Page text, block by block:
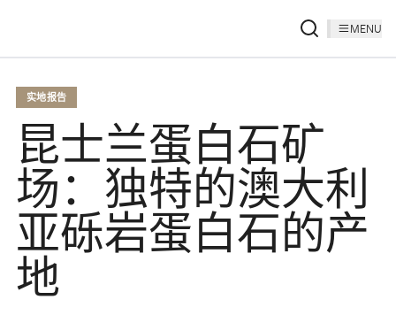
MENU
实地报告
昆士兰蛋白石矿
场：独特的澳大利
亚砾岩蛋白石的产
地